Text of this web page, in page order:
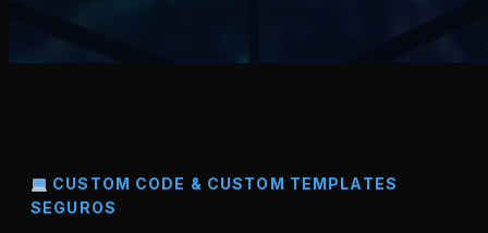
CUSTOM CODE & CUSTOM TEMPLATES
SEGUROS